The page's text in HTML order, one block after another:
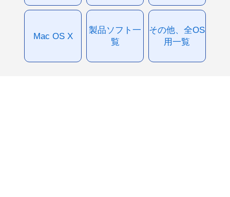
Mac OS X
製品ソフト一
覧
その他、全OS
用一覧